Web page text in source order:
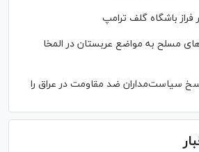
فراز باشگاه گلف ترامپ
مسلح به مواضع عربستان در المخا
سیاست‌مداران ضد مقاومت در عراق را